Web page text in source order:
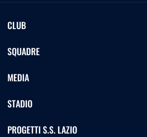
CLUB
SQUADRE
MEDIA
STADIO
PROGETTI S.S. LAZIO